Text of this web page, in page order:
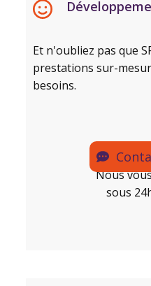
Et n'oubliez pas que
prestations sur-
besoins.
Nous
sous